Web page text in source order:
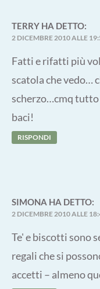
TERRY HA DETTO:
2 DICEMBRE 2010 ALLE
Fatti e rifatti più
scatola che vedo…
scherzo…cmq
baci!
RISPONDI
SIMONA HA DETTO:
2 DICEMBRE 2010 ALLE
Te' e biscotti sono
regali che si
accetti – almeno